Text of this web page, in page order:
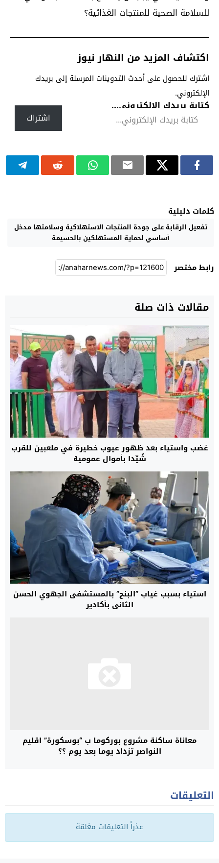
للسلامة الصحية للمنتجات الغذائية؟
اكتشاف المزيد من النهار نيوز
اشترك للحصول على أحدث التدوينات المرسلة إلى بريدك
الإلكتروني.
كتابة بريدك الإلكتروني...
اشتراك
كلمات دليلية
تفعيل الرقابة على جودة المنتجات الاستهلاكية وسلامتها مدخل
أساسي لحماية المستهلكين بالحسيمة
رابط مختصر
مقالات ذات صلة
غضب واستياء بعد ظهور عيوب خطيرة في ملعبين للقرب
شُيّدا بأموال عمومية
استياء بسبب غياب ”البنج” بالمستشفى الجهوي الحسن
الثاني بأكادير
معاناة ساكنة مشروع بوركوما ب “بوسكورة” اقليم
النواصر تزداد يوما بعد يوم ؟؟
التعليقات
عذراً التعليقات مغلقة